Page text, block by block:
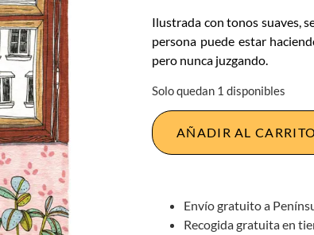
Ilustrada con tonos suaves,
persona puede estar
pero nunca juzgando.
Solo quedan 1 disponibles
AÑADIR AL CARRITO
Envío gratuito a
Recogida gratuita en